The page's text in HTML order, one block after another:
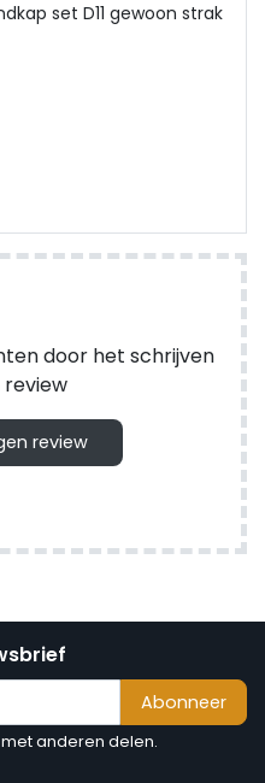
set D11 gewoon strak
door het schrijven
review
Abonneer
anderen delen.